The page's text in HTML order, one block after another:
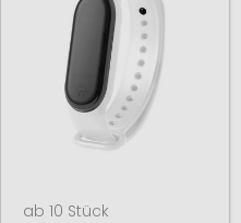
ab 10 Stück